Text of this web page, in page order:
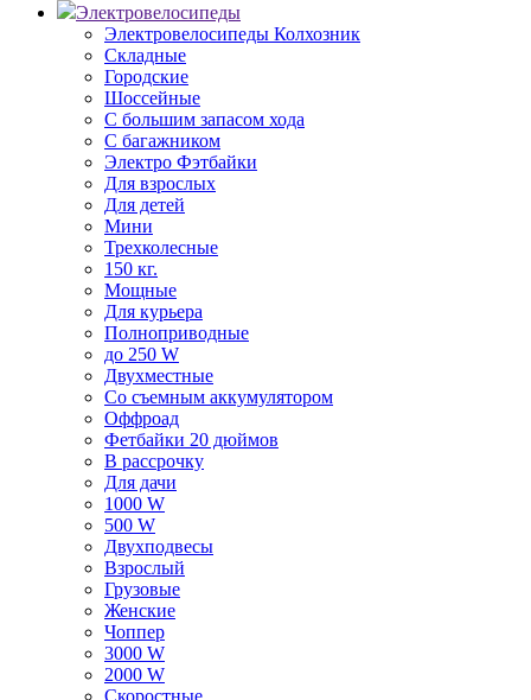
Электровелосипеды
Электровелосипеды Колхозник
Складные
Городские
Шоссейные
С большим запасом хода
С багажником
Электро Фэтбайки
Для взрослых
Для детей
Мини
Трехколесные
150 кг.
Мощные
Для курьера
Полноприводные
до 250 W
Двухместные
Со съемным аккумулятором
Оффроад
Фетбайки 20 дюймов
В рассрочку
Для дачи
1000 W
500 W
Двухподвесы
Взрослый
Грузовые
Женские
Чоппер
3000 W
2000 W
Скоростные